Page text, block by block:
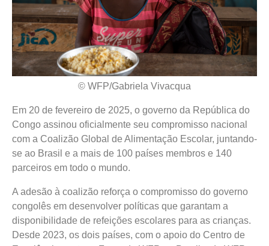
© WFP/Gabriela Vivacqua
Em 20 de fevereiro de 2025, o governo da República do
Congo assinou oficialmente seu compromisso nacional
com a Coalizão Global de Alimentação Escolar, juntando-
se ao Brasil e a mais de 100 países membros e 140
parceiros em todo o mundo.
A adesão à coalizão reforça o compromisso do governo
congolês em desenvolver políticas que garantam a
disponibilidade de refeições escolares para as crianças.
Desde 2023, os dois países, com o apoio do Centro de